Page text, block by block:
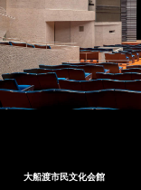
大船渡市民文化会館